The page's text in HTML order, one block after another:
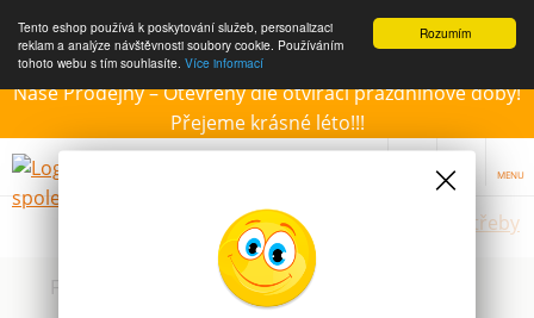
Rozumím
Tento eshop používá k poskytování služeb, personalizaci
reklam a analýze návštěvnosti soubory cookie. Používáním
tohoto webu s tím souhlasíte. Více informací
Naše Prodejny – Otevřeny dle otvírací prázdninové doby!
Přejeme krásné léto!!!
MENU
Školní potřeby
Filtrovat dle dostupnosti, ceny, výrobce